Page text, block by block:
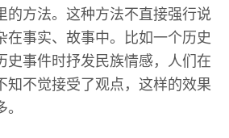
的方法。这种方法不直接强行说
在事实、故事中。比如一个历史
史事件时抒发民族情感，人们在
知不觉接受了观点，这样的效果